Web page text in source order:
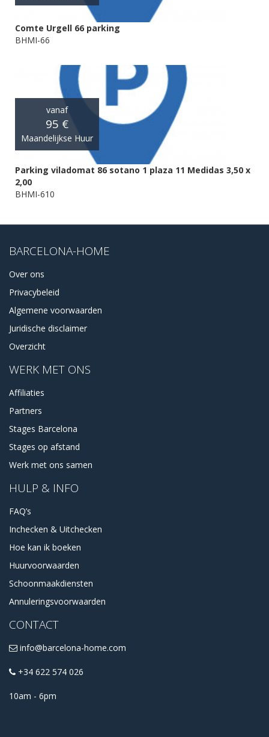
Comte Urgell 66 parking
BHMI-66
vanaf
95 €
Maandelijkse Huur
Parking viladomat 86 sotano 1 plaza 11 Medidas 3,50 x
2,00
BHMI-610
BARCELONA-HOME
Over ons
Privacybeleid
Algemene voorwaarden
Juridische disclaimer
Overzicht
WERK MET ONS
Affiliaties
Partners
Stages Barcelona
Stages op afstand
Werk met ons samen
HULP & INFO
FAQ’s
Inchecken & Uitchecken
Hoe kan ik boeken
Huurvoorwaarden
Schoonmaakdiensten
Annuleringsvoorwaarden
CONTACT
info@barcelona-home.com
+34 622 574 026
10am - 6pm